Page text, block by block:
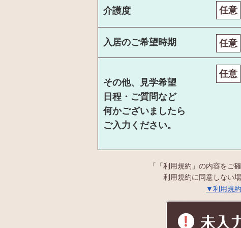
介護度 任意
入居のご希望時期 任意
その他、見学希望
日程・ご質問など
何かございましたら
ご入力ください。
任意
「「利用規約」の内容をご
利用規約に同意しない
▼利用規